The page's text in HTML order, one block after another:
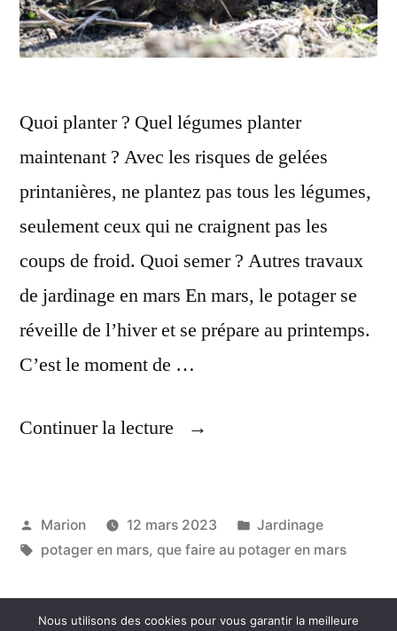
Quoi planter ? Quel légumes planter
maintenant ? Avec les risques de gelées
printanières, ne plantez pas tous les légumes,
seulement ceux qui ne craignent pas les
coups de froid. Quoi semer ? Autres travaux
de jardinage en mars En mars, le potager se
réveille de l’hiver et se prépare au printemps.
C’est le moment de …
Continuer la lecture
« Potager
Publié
par
Marion 12 mars 2023
Publié
dans
Jardinage
Étiquettes :
potager en mars, que faire au potager en mars
Nous utilisons des cookies pour vous garantir la meilleure